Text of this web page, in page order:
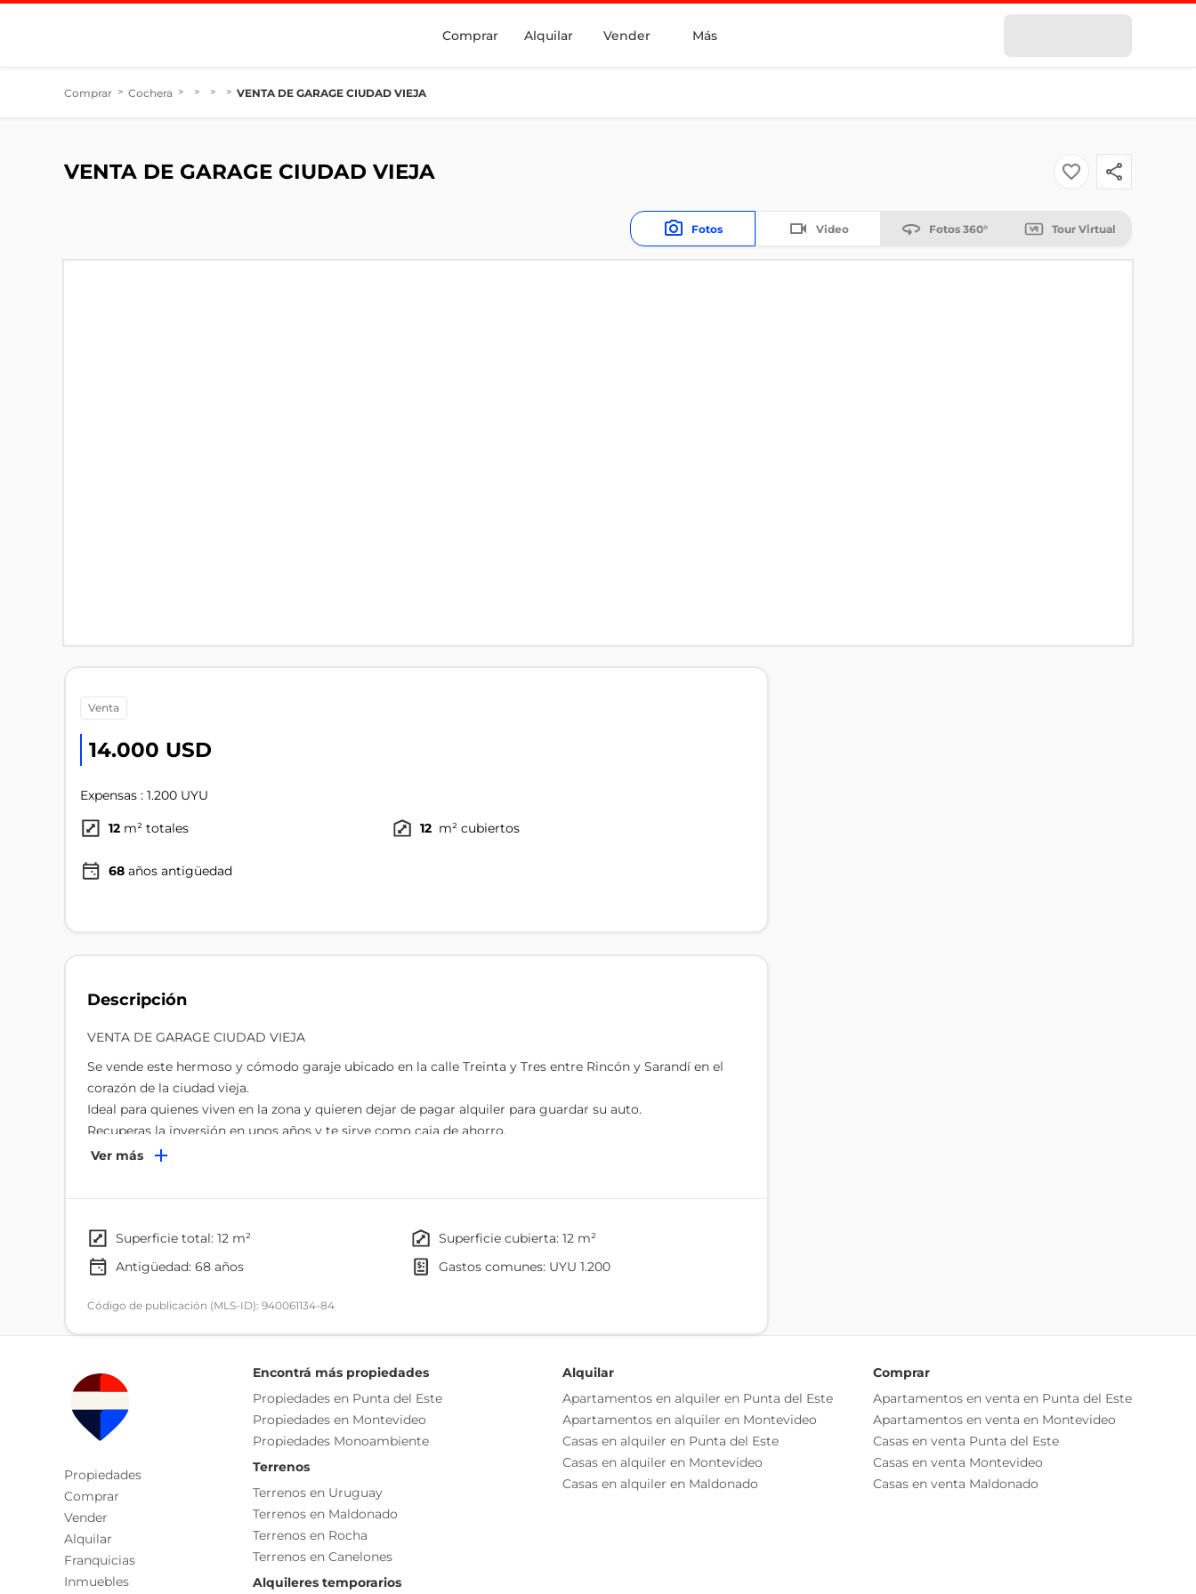
Comprar Alquilar Vender Más
Comprar > Cochera > > > > VENTA DE GARAGE CIUDAD VIEJA
VENTA DE GARAGE CIUDAD VIEJA
Fotos Video Fotos 360° Tour Virtual
venta
14.000 USD
Expensas : 1.200 UYU
12 m² totales 12 m² cubiertos
68 años antigüedad
Descripción
VENTA DE GARAGE CIUDAD VIEJA
Se vende este hermoso y cómodo garaje ubicado en la calle Treinta y Tres entre Rincón y Sarandí en el
corazón de la ciudad vieja.
Ideal para quienes viven en la zona y quieren dejar de pagar alquiler para guardar su auto.
Recuperas la inversión en unos años y te sirve como caja de ahorro.
Si lo querés para inversión te deja una renta del 7,5% anual, que para este rubro.es un buen porcentaje.
las 24hs.
Padrón 4148 Unidad 210.
Tiene gastos comunes de 1200 pesos mensuales.
Tributos domiciliarios 6 x 1528
Contribución 6 x 446
Cada Oficina es de propiedad, gestión y desarrollo independiente
La presente publicación describe las características esenciales del inmueble, debiéndose consultar al
responsable de la operación por la eventual actualización de las medidas, descripciones arquitectónicas y
funcionales, servicios, impuestos, precios y demás información, cuyos valores son aproximados.
Ver más
superficie total: 12 m²
superficie cubierta: 12 m²
Antigüedad: 68 años gastos comunes: UYU 1.200
Código de publicación (MLS-ID): 940061134-84
Propiedades
Comprar
Vender
Alquilar
Franquicias
Inmuebles
Encontrá más propiedades
Propiedades en Punta del Este
Propiedades en Montevideo
Propiedades Monoambiente
Terrenos
Terrenos en Uruguay
Terrenos en Maldonado
Terrenos en Rocha
Terrenos en Canelones
Alquileres temporarios
Alquilar
Apartamentos en alquiler en Punta del Este
Apartamentos en alquiler en Montevideo
Casas en alquiler en Punta del Este
Casas en alquiler en Montevideo
Casas en alquiler en Maldonado
Comprar
Apartamentos en venta en Punta del Este
Apartamentos en venta en Montevideo
Casas en venta Punta del Este
Casas en venta Montevideo
Casas en venta Maldonado